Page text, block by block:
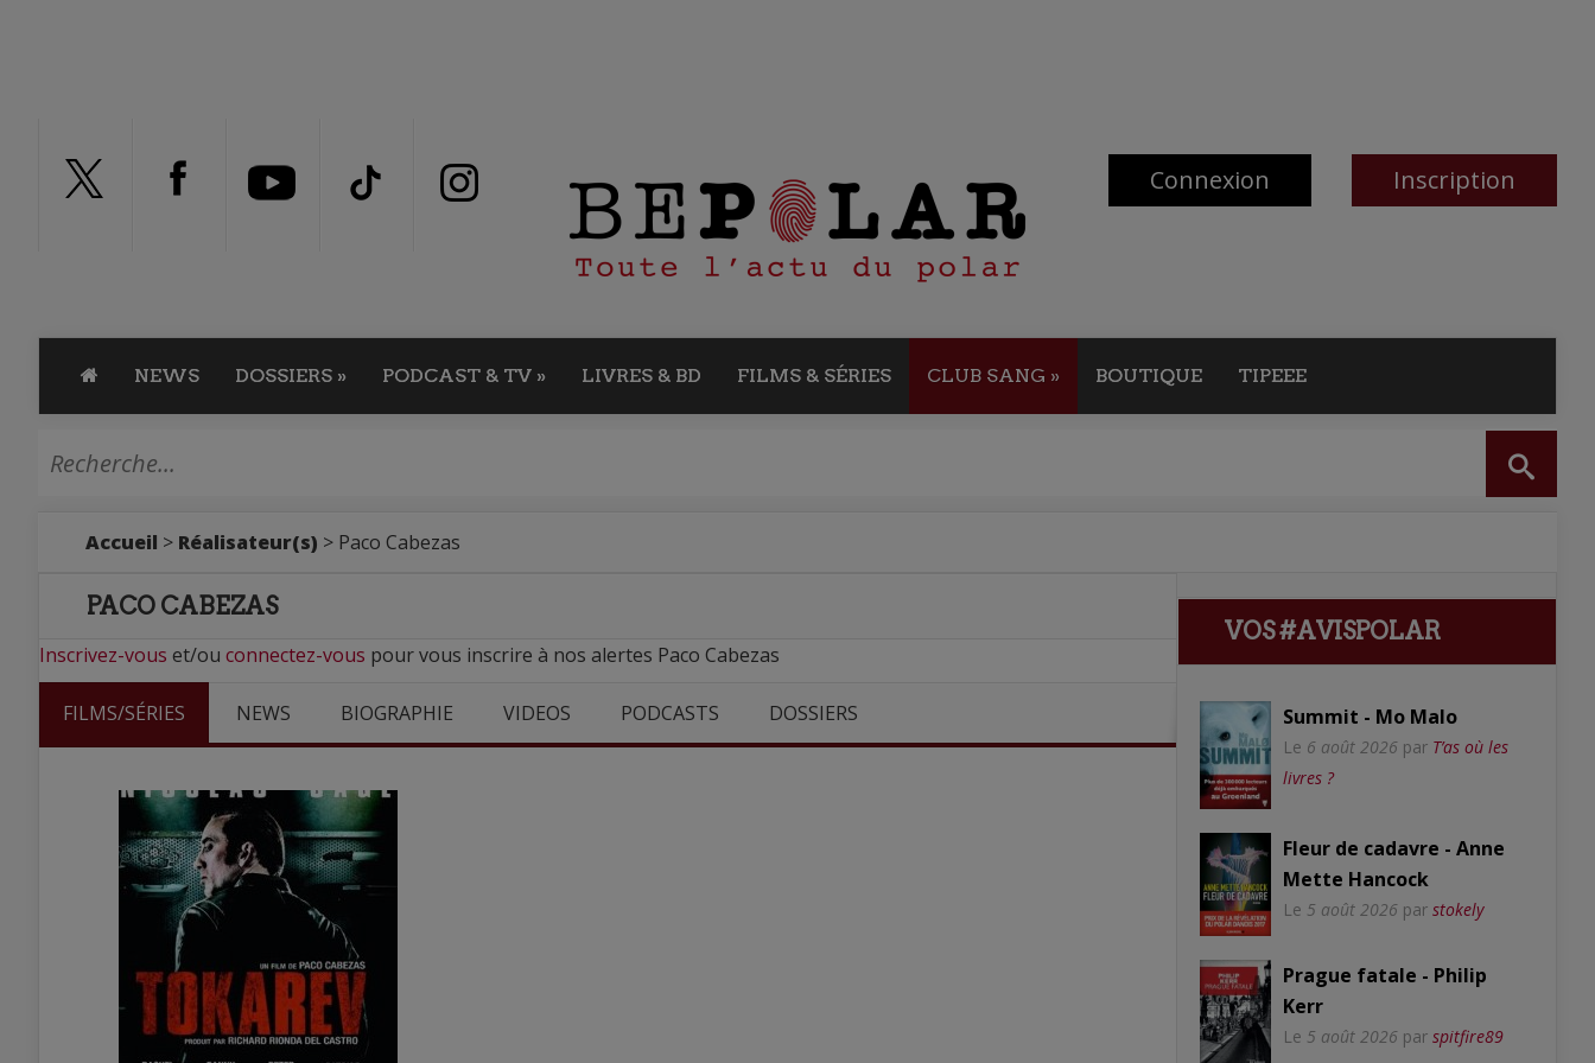
Connexion Inscription
NEWS DOSSIERS » PODCAST & TV » LIVRES & BD FILMS & SÉRIES CLUB SANG » BOUTIQUE TIPEEE
Accueil > Réalisateur(s) > Paco Cabezas
PACO CABEZAS
Inscrivez-vous et/ou connectez-vous pour vous inscrire à nos alertes Paco Cabezas
FILMS/SÉRIES NEWS BIOGRAPHIE VIDEOS PODCASTS DOSSIERS
VOS #AVISPOLAR
Summit - Mo Malo
Le 6 août 2026 par T’as où les
livres ?
Fleur de cadavre - Anne
Mette Hancock
Le 5 août 2026 par stokely
Prague fatale - Philip
Kerr
Le 5 août 2026 par spitfire89